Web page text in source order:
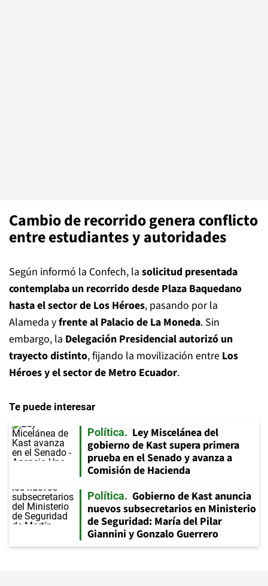
Cambio de recorrido genera conflicto
entre estudiantes y autoridades
Según informó la Confech, la solicitud presentada
contemplaba un recorrido desde Plaza Baquedano
hasta el sector de Los Héroes, pasando por la
Alameda yfrente al Palacio de La Moneda. Sin
embargo, la Delegación Presidencial autorizó un
trayecto distinto, fijando la movilización entre Los
Héroes y el sector de Metro Ecuador.
Te puede interesar
Política
Ley Miscelánea del
gobierno de Kast supera primera
prueba en el Senado y avanza a
Comisión de Hacienda
Política
Gobierno de Kast anuncia
nuevos subsecretarios en Ministerio
de Seguridad: María del Pilar
Giannini y Gonzalo Guerrero